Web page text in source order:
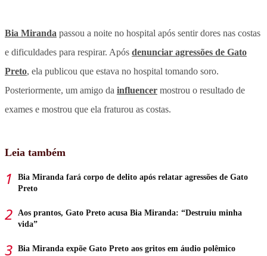
Bia Miranda passou a noite no hospital após sentir dores nas costas
e dificuldades para respirar. Após denunciar agressões de Gato
Preto, ela publicou que estava no hospital tomando soro.
Posteriormente, um amigo da influencer mostrou o resultado de
exames e mostrou que ela fraturou as costas.
Leia também
Bia Miranda fará corpo de delito após relatar agressões de Gato
Preto
Aos prantos, Gato Preto acusa Bia Miranda: “Destruiu minha
vida”
Bia Miranda expõe Gato Preto aos gritos em áudio polêmico